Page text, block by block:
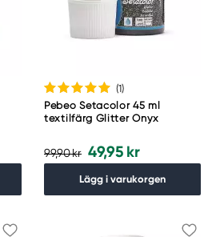
(1)
Pebeo Setacolor 45 ml
textilfärg Glitter Onyx
99,90 kr 49,95 kr
Lägg i varukorgen